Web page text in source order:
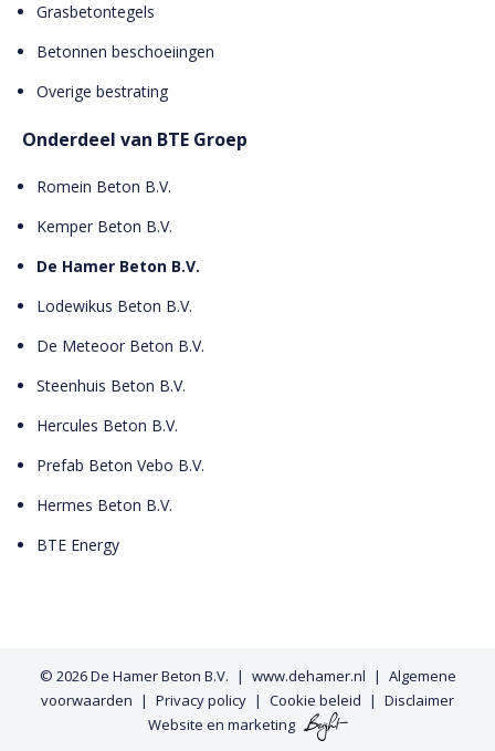
Grasbetontegels
Betonnen beschoeiingen
Overige bestrating
Onderdeel van BTE Groep
Romein Beton B.V.
Kemper Beton B.V.
De Hamer Beton B.V.
Lodewikus Beton B.V.
De Meteoor Beton B.V.
Steenhuis Beton B.V.
Hercules Beton B.V.
Prefab Beton Vebo B.V.
Hermes Beton B.V.
BTE Energy
© 2026De Hamer Beton B.V. www.dehamer.nl
Algemene
voorwaarden
Privacy policy Cookie beleid
Disclaimer
Website en marketing